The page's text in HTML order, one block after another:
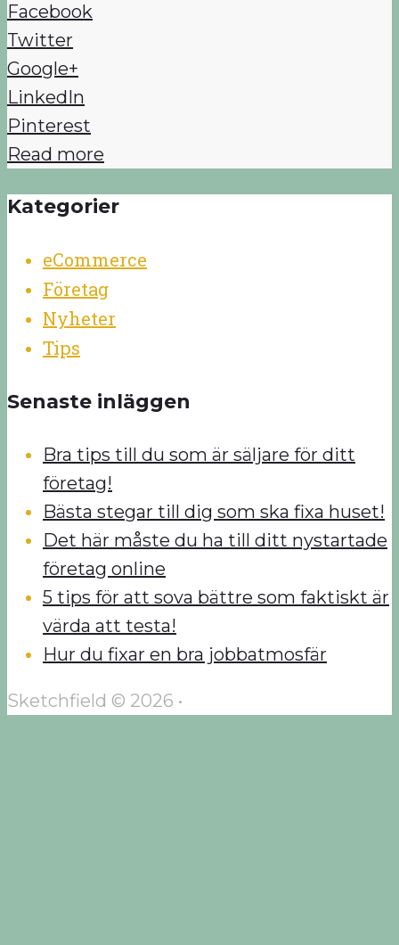
Facebook
Twitter
Google+
LinkedIn
Pinterest
Read more
Kategorier
eCommerce
Företag
Nyheter
Tips
Senaste inläggen
Bra tips till du som är säljare för ditt
företag!
Bästa stegar till dig som ska fixa huset!
Det här måste du ha till ditt nystartade
företag online
5 tips för att sova bättre som faktiskt är
värda att testa!
Hur du fixar en bra jobbatmosfär
Sketchfield © 2026 •